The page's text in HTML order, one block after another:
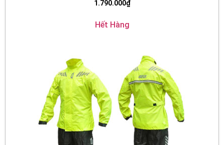
1.790.000₫
Hết Hàng